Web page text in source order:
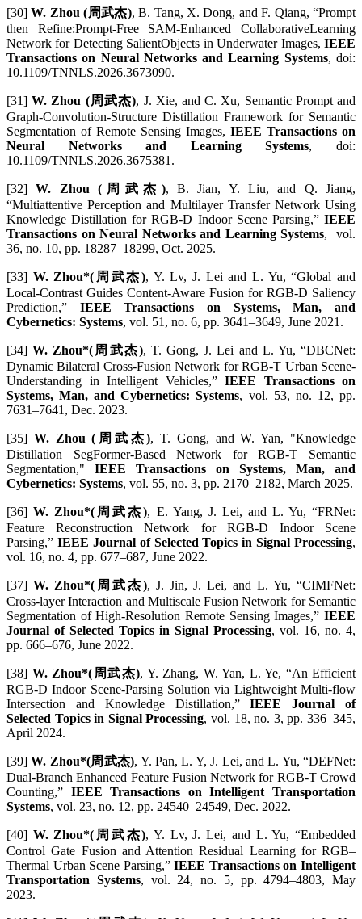
[30]W. Zhou (周武杰), B. Tang, X. Dong, and F. Qiang, “Prompt
then Refine:Prompt-Free SAM-Enhanced CollaborativeLearning
Network for Detecting SalientObjects in Underwater Images, IEEE
Transactions on Neural Networks and Learning Systems, doi:
10.1109/TNNLS.2026.3673090.
[31]W. Zhou (周武杰), J. Xie, and C. Xu, Semantic Prompt and
Graph-Convolution-Structure Distillation Framework for Semantic
Segmentation of Remote Sensing Images, IEEE Transactions on
Neural Networks and Learning Systems, doi:
10.1109/TNNLS.2026.3675381.
[32]W. Zhou (周武杰), B. Jian, Y. Liu, and Q. Jiang,
“Multiattentive Perception and Multilayer Transfer Network Using
Knowledge Distillation for RGB-D Indoor Scene Parsing,”IEEE
Transactions on Neural Networks and Learning Systems, vol.
36, no. 10, pp. 18287–18299, Oct. 2025.
[33] W. Zhou*(周武杰), Y. Lv, J. Lei and L. Yu, “Global and
Local-Contrast Guides Content-Aware Fusion for RGB-D Saliency
Prediction,” IEEE Transactions on Systems, Man, and
Cybernetics: Systems, vol. 51, no. 6, pp. 3641–3649, June 2021.
[34]W. Zhou*(周武杰), T. Gong, J. Lei and L. Yu, “DBCNet:
Dynamic Bilateral Cross-Fusion Network for RGB-T Urban Scene-
Understanding in Intelligent Vehicles,”IEEE Transactions on
Systems, Man, and Cybernetics: Systems, vol. 53, no. 12, pp.
7631–7641, Dec. 2023.
[35] W. Zhou (周武杰), T. Gong, and W. Yan, "Knowledge
Distillation SegFormer-Based Network for RGB-T Semantic
Segmentation," IEEE Transactions on Systems, Man, and
Cybernetics: Systems, vol. 55, no. 3, pp. 2170–2182, March 2025.
[36]W. Zhou*(周武杰), E. Yang, J. Lei, and L. Yu, “FRNet:
Feature Reconstruction Network for RGB-D Indoor Scene
Parsing,” IEEE Journal of Selected Topics in Signal Processing,
vol. 16, no. 4, pp. 677–687, June 2022.
[37] W. Zhou*(周武杰), J. Jin, J. Lei, and L. Yu, “CIMFNet:
Cross-layer Interaction and Multiscale Fusion Network for Semantic
Segmentation of High-Resolution Remote Sensing Images,” IEEE
Journal of Selected Topics in Signal Processing, vol. 16, no. 4,
pp. 666–676, June 2022.
[38] W. Zhou*(周武杰), Y. Zhang, W. Yan, L. Ye, “An Efficient
RGB-D Indoor Scene-Parsing Solution via Lightweight Multi-flow
Intersection and Knowledge Distillation,”IEEE Journal of
Selected Topics in Signal Processing, vol. 18, no. 3, pp. 336–345,
April 2024.
[39]W. Zhou*(周武杰), Y. Pan, L. Y, J. Lei, and L. Yu, “DEFNet:
Dual-Branch Enhanced Feature Fusion Network for RGB-T Crowd
Counting,” IEEE Transactions on Intelligent Transportation
Systems, vol. 23, no. 12, pp. 24540–24549, Dec. 2022.
[40] W. Zhou*(周武杰), Y. Lv, J. Lei, and L. Yu, “Embedded
Control Gate Fusion and Attention Residual Learning for RGB–
Thermal Urban Scene Parsing,”IEEE Transactions on Intelligent
Transportation Systems, vol. 24, no. 5, pp. 4794–4803, May
2023.